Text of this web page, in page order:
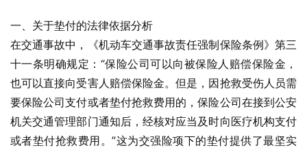
一、关于垫付的法律依据分析
在交通事故中，《机动车交通事故责任强制保险条例》第三
十一条明确规定：“保险公司可以向被保险人赔偿保险金，
也可以直接向受害人赔偿保险金。但是，因抢救受伤人员需
要保险公司支付或者垫付抢救费用的，保险公司在接到公安
机关交通管理部门通知后，经核对应当及时向医疗机构支付
或者垫付抢救费用。”这为交强险项下的垫付提供了最坚实